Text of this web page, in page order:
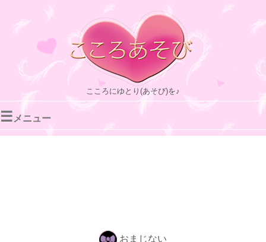
こころにゆとり(あそび)を♪
☰ メニュー
おまじない